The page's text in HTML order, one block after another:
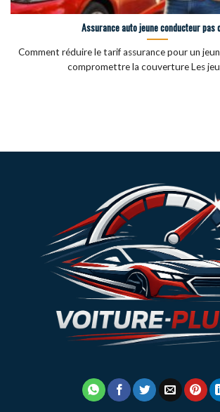
Assurance auto jeune conducteur pas
Comment réduire le tarif assurance pour un
compromettre la couverture Les